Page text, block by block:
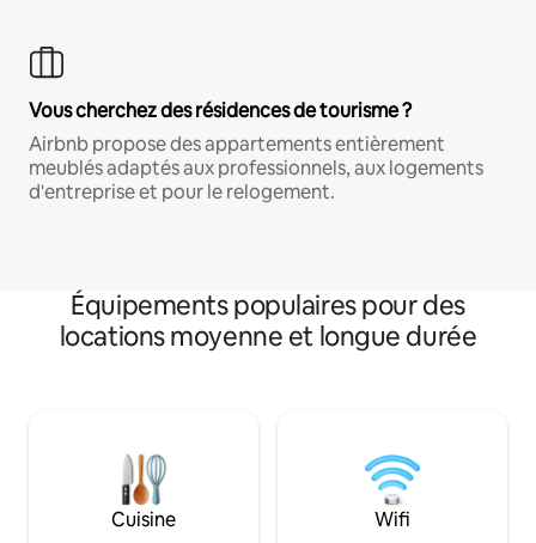
Vous cherchez des résidences de tourisme ?
Airbnb propose des appartements entièrement
meublés adaptés aux professionnels, aux logements
d'entreprise et pour le relogement.
Équipements populaires pour des
locations moyenne et longue durée
Cuisine Wifi